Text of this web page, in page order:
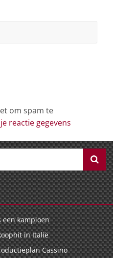
om spam te
reactie gegevens
een kampioen
in Italië
Cassino